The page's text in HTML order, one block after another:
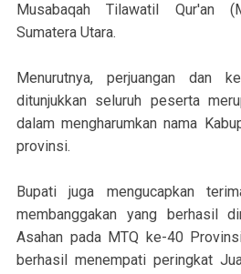
Musabaqah Tilawatil Qur'an
Sumatera Utara.
Menurutnya, perjuangan dan
ditunjukkan seluruh peserta
dalam mengharumkan nama
provinsi.
Bupati juga mengucapkan
membanggakan yang berhasil
Asahan pada MTQ ke-40
berhasil menempati peringkat